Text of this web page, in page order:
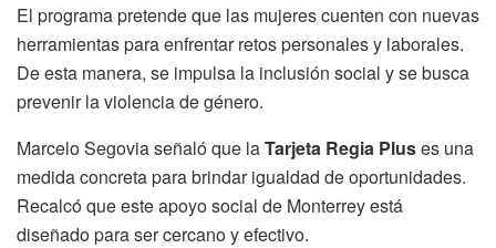
El programa pretende que las mujeres cuenten con nuevas
herramientas para enfrentar retos personales y laborales.
De esta manera, se impulsa la inclusión social y se busca
prevenir la violencia de género.
Marcelo Segovia señaló que laTarjeta Regia Pluses una
medida concreta para brindar igualdad de oportunidades.
Recalcó que este apoyo social de Monterrey está
diseñado para ser cercano y efectivo.